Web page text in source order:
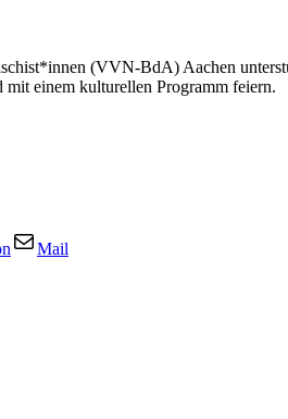
(VVN-BdA) Aachen
einem kulturellen Programm feiern.
Mail